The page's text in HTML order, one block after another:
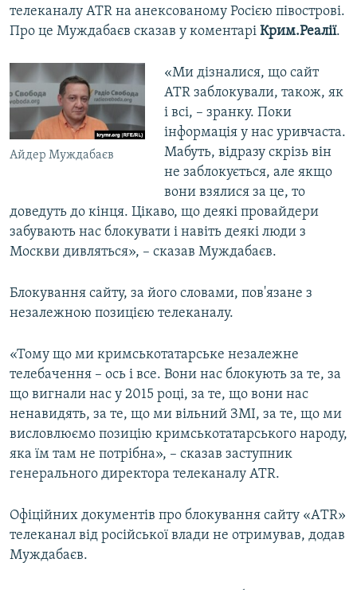
СПЕЦПРОЕКТИ
ДЕПОРТАЦІЯ
ВІДЕОУРОКИ «ELIFBE»
СВІДЧЕННЯ ОКУПАЦІЇ
УКРАЇНСЬКА ПРОБЛЕМА КРИМУ
ІНФОГРАФІКА
ЯК ОБІЙТИ БЛОКУВАННЯ
Русский
Qırımtatar
ДОЛУЧАЙСЯ!
Усі сайти RFE/RL
телеканалу ATR на анексованому Росією півострові.
Про це Муждабаєв сказав у коментарі Крим.Реалії.
Айдер Муждабаєв
«Ми дізналися, що сайт
АТR заблокували, також, як
і всі, – зранку. Поки
інформація у нас уривчаста.
Мабуть, відразу скрізь він
не заблокується, але якщо
вони взялися за це, то
доведуть до кінця. Цікаво, що деякі провайдери
забувають нас блокувати і навіть деякі люди з
Москви дивляться», – сказав Муждабаєв.
Блокування сайту, за його словами, пов'язане з
незалежною позицією телеканалу.
«Тому що ми кримськотатарське незалежне
телебачення – ось і все. Вони нас блокують за те, за
що вигнали нас у 2015 році, за те, що вони нас
ненавидять, за те, що ми вільний ЗМІ, за те, що ми
висловлюємо позицію кримськотатарського народу,
яка їм там не потрібна», – сказав заступник
генерального директора телеканалу АТR.
Офіційних документів про блокування сайту «АTR»
телеканал від російської влади не отримував, додав
Муждабаєв.